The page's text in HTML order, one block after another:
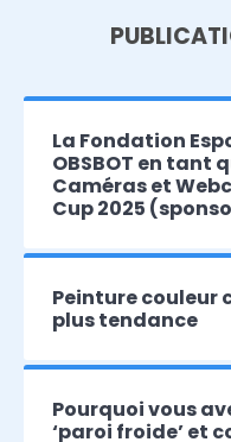
La Fondation
OBSBOT en tant
Caméras et
Cup 2025
Peinture couleur
plus tendance
Pourquoi vous
‘paroi froide’ et